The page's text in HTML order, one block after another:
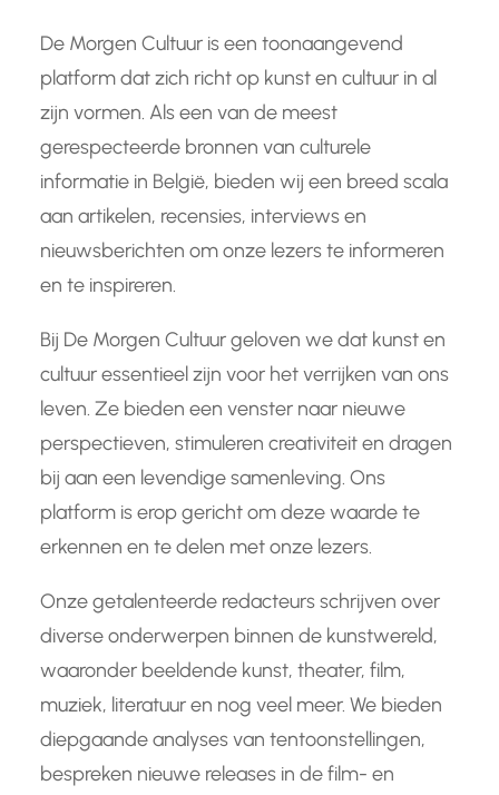
De Morgen Cultuur is een toonaangevend
platform dat zich richt op kunst en cultuur in al
zijn vormen. Als een van de meest
gerespecteerde bronnen van culturele
informatie in België, bieden wij een breed scala
aan artikelen, recensies, interviews en
nieuwsberichten om onze lezers te informeren
en te inspireren.
Bij De Morgen Cultuur geloven we dat kunst en
cultuur essentieel zijn voor het verrijken van ons
leven. Ze bieden een venster naar nieuwe
perspectieven, stimuleren creativiteit en dragen
bij aan een levendige samenleving. Ons
platform is erop gericht om deze waarde te
erkennen en te delen met onze lezers.
Onze getalenteerde redacteurs schrijven over
diverse onderwerpen binnen de kunstwereld,
waaronder beeldende kunst, theater, film,
muziek, literatuur en nog veel meer. We bieden
diepgaande analyses van tentoonstellingen,
bespreken nieuwe releases in de film- en